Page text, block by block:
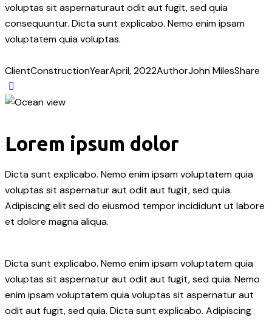
voluptas sit aspernaturaut odit aut fugit, sed quia
consequuntur. Dicta sunt explicabo. Nemo enim ipsam
voluptatem quia voluptas.
ClientConstructionYearApril, 2022AuthorJohn MilesShare
Lorem ipsum dolor
Dicta sunt explicabo. Nemo enim ipsam voluptatem quia
voluptas sit aspernatur aut odit aut fugit, sed quia.
Adipiscing elit sed do eiusmod tempor incididunt ut labore
et dolore magna aliqua.
Dicta sunt explicabo. Nemo enim ipsam voluptatem quia
voluptas sit aspernatur aut odit aut fugit, sed quia. Nemo
enim ipsam voluptatem quia voluptas sit aspernatur aut
odit aut fugit, sed quia. Dicta sunt explicabo. Adipiscing